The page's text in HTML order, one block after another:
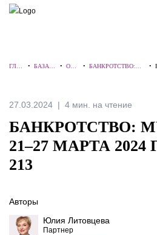
ПОИСК ПО САЙТУ
ГЛА
•БАЗА
•ОБЗ
• БАНКРОТСТВО:
•
27.03.2024 4 мин. на чтение
БАНКРОТСТВО:
21–27 МАРТА
213
Авторы
Юлия Литовцева
Партнер